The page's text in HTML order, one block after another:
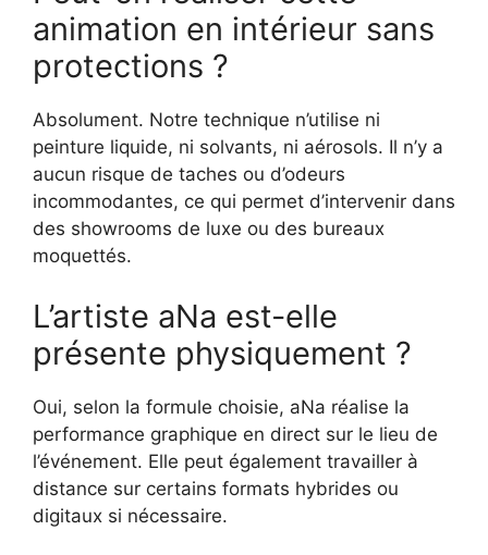
animation en intérieur sans
protections ?
Absolument. Notre technique n’utilise ni
peinture liquide, ni solvants, ni aérosols. Il n’y a
aucun risque de taches ou d’odeurs
incommodantes, ce qui permet d’intervenir dans
des showrooms de luxe ou des bureaux
moquettés.
L’artiste aNa est-elle
présente physiquement ?
Oui, selon la formule choisie, aNa réalise la
performance graphique en direct sur le lieu de
l’événement. Elle peut également travailler à
distance sur certains formats hybrides ou
digitaux si nécessaire.